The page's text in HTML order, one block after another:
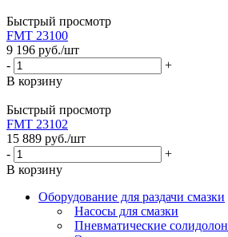
Быстрый просмотр
FMT 23100
9 196 руб./шт
-
+
В корзину
Быстрый просмотр
FMT 23102
15 889 руб./шт
-
+
В корзину
Оборудование для раздачи смазки
Насосы для смазки
Пневматические